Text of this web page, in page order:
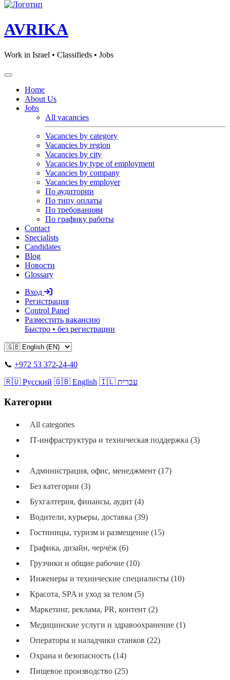
AVRIKA
Work in Israel • Classifieds • Jobs
Home
About Us
Jobs
All vacancies
Vacancies by category
Vacancies by region
Vacancies by city
Vacancies by type of employment
Vacancies by company
Vacancies by employer
По аудитории
По типу оплаты
По требованиям
По графику работы
Contact
Specialists
Candidates
Blog
Новости
Glossary
Вход
Регистрация
Control Panel
Разместить вакансию
Быстро • без регистрации
📞 +972 53 372-24-40
🇷🇺 Русский 🇬🇧 English 🇮🇱 עברית
Категории
All categories
IT-инфраструктура и техническая поддержка (3)
Администрация, офис, менеджмент (17)
Без категории (3)
Бухгалтерия, финансы, аудит (4)
Водители, курьеры, доставка (39)
Гостиницы, туризм и размещение (15)
Графика, дизайн, черчёж (6)
Грузчики и общие рабочие (10)
Инженеры и технические специалисты (10)
Красота, SPA и уход за телом (5)
Маркетинг, реклама, PR, контент (2)
Медицинские услуги и здравоохранение (1)
Операторы и наладчики станков (22)
Охрана и безопасность (14)
Пищевое производство (25)